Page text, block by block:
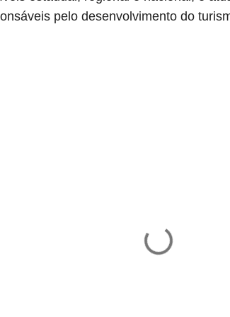
pelo desenvolvimento do